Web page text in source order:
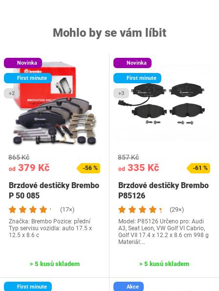
Mohlo by se vám líbit
Novinka
First minute
+2
od 379 Kč
865 Kč
-56 %
Brzdové destičky Brembo
P 50 085
(17×)
Značka: Brembo Pozice: přední
Typ servisu vozidla: auto 17.5 x
12.5 x 8.6 c
> 5 kusů skladem
Novinka
First minute
+3
od 335 Kč
857 Kč
-61 %
Brzdové destičky Brembo
P85126
(29×)
Model: P85126 Určeno pro: Audi
A3, Seat Leon, VW Golf VI Cabrio,
Golf VII 17.4 x 12.2 x 8.6 cm ‎998 g
Materiál:…
> 5 kusů skladem
First minute Akce